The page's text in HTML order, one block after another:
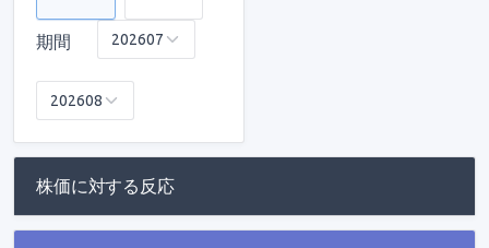
期間
株価に対する反応